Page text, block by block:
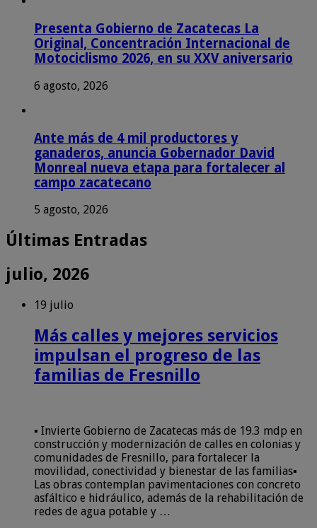
Presenta Gobierno de Zacatecas La
Original, Concentración Internacional de
Motociclismo 2026, en su XXV aniversario
6 agosto, 2026
Ante más de 4 mil productores y
ganaderos, anuncia Gobernador David
Monreal nueva etapa para fortalecer al
campo zacatecano
5 agosto, 2026
Últimas Entradas
julio, 2026
19 julio
Más calles y mejores servicios
impulsan el progreso de las
familias de Fresnillo
▪️ Invierte Gobierno de Zacatecas más de 19.3 mdp en
construcción y modernización de calles en colonias y
comunidades de Fresnillo, para fortalecer la
movilidad, conectividad y bienestar de las familias▪️
Las obras contemplan pavimentaciones con concreto
asfáltico e hidráulico, además de la rehabilitación de
redes de agua potable y …